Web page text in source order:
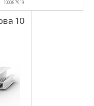
100087919
10